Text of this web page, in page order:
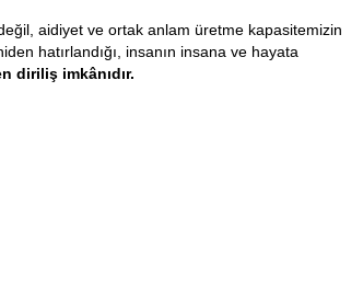
değil, aidiyet ve ortak anlam üretme kapasitemizin
hatırlandığı, insanın insana ve hayata
diriliş imkânıdır.